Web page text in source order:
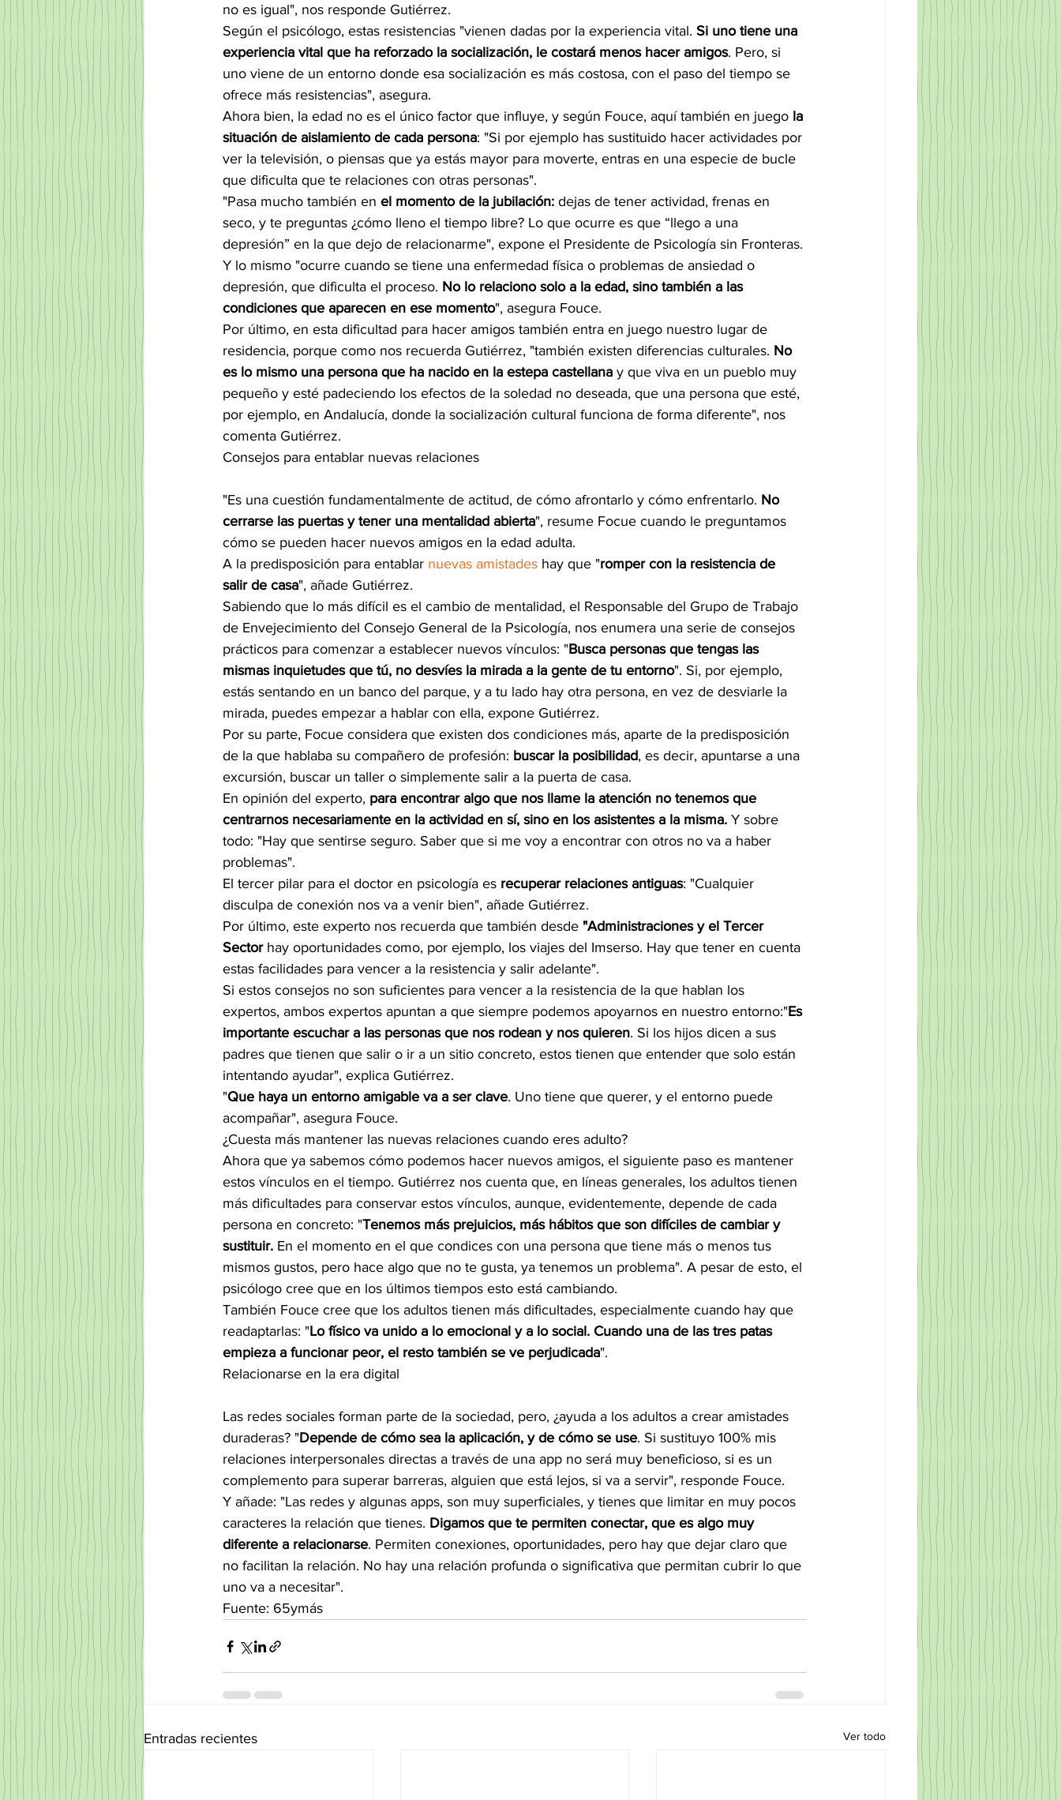
no es igual", nos responde Gutiérrez.
Según el psicólogo, estas resistencias "vienen dadas por la experiencia vital. Si uno tiene una
experiencia vital que ha reforzado la socialización, le costará menos hacer amigos. Pero, si
uno viene de un entorno donde esa socialización es más costosa, con el paso del tiempo se
ofrece más resistencias", asegura.
Ahora bien, la edad no es el único factor que influye, y según Fouce, aquí también en juego la
situación de aislamiento de cada persona: "Si por ejemplo has sustituido hacer actividades por
ver la televisión, o piensas que ya estás mayor para moverte, entras en una especie de bucle
que dificulta que te relaciones con otras personas".
"Pasa mucho también en el momento de la jubilación: dejas de tener actividad, frenas en
seco, y te preguntas ¿cómo lleno el tiempo libre? Lo que ocurre es que “llego a una
depresión” en la que dejo de relacionarme", expone el Presidente de Psicología sin Fronteras.
Y lo mismo "ocurre cuando se tiene una enfermedad física o problemas de ansiedad o
depresión, que dificulta el proceso. No lo relaciono solo a la edad, sino también a las
condiciones que aparecen en ese momento", asegura Fouce.
Por último, en esta dificultad para hacer amigos también entra en juego nuestro lugar de
residencia, porque como nos recuerda Gutiérrez, "también existen diferencias culturales. No
es lo mismo una persona que ha nacido en la estepa castellana y que viva en un pueblo muy
pequeño y esté padeciendo los efectos de la soledad no deseada, que una persona que esté,
por ejemplo, en Andalucía, donde la socialización cultural funciona de forma diferente", nos
comenta Gutiérrez.
Consejos para entablar nuevas relaciones
"Es una cuestión fundamentalmente de actitud, de cómo afrontarlo y cómo enfrentarlo. No
cerrarse las puertas y tener una mentalidad abierta", resume Focue cuando le preguntamos
cómo se pueden hacer nuevos amigos en la edad adulta.
A la predisposición para entablar nuevas amistades hay que "romper con la resistencia de
salir de casa", añade Gutiérrez.
Sabiendo que lo más difícil es el cambio de mentalidad, el Responsable del Grupo de Trabajo
de Envejecimiento del Consejo General de la Psicología, nos enumera una serie de consejos
prácticos para comenzar a establecer nuevos vínculos: "Busca personas que tengas las
mismas inquietudes que tú, no desvíes la mirada a la gente de tu entorno". Si, por ejemplo,
estás sentando en un banco del parque, y a tu lado hay otra persona, en vez de desviarle la
mirada, puedes empezar a hablar con ella, expone Gutiérrez.
Por su parte, Focue considera que existen dos condiciones más, aparte de la predisposición
de la que hablaba su compañero de profesión: buscar la posibilidad, es decir, apuntarse a una
excursión, buscar un taller o simplemente salir a la puerta de casa.
En opinión del experto, para encontrar algo que nos llame la atención no tenemos que
centrarnos necesariamente en la actividad en sí, sino en los asistentes a la misma. Y sobre
todo: "Hay que sentirse seguro. Saber que si me voy a encontrar con otros no va a haber
problemas".
El tercer pilar para el doctor en psicología es recuperar relaciones antiguas: "Cualquier
disculpa de conexión nos va a venir bien", añade Gutiérrez.
Por último, este experto nos recuerda que también desde "Administraciones y el Tercer
Sector hay oportunidades como, por ejemplo, los viajes del Imserso. Hay que tener en cuenta
estas facilidades para vencer a la resistencia y salir adelante".
Si estos consejos no son suficientes para vencer a la resistencia de la que hablan los
expertos, ambos expertos apuntan a que siempre podemos apoyarnos en nuestro entorno:"Es
importante escuchar a las personas que nos rodean y nos quieren. Si los hijos dicen a sus
padres que tienen que salir o ir a un sitio concreto, estos tienen que entender que solo están
intentando ayudar", explica Gutiérrez.
"Que haya un entorno amigable va a ser clave. Uno tiene que querer, y el entorno puede
acompañar", asegura Fouce.
¿Cuesta más mantener las nuevas relaciones cuando eres adulto?
Ahora que ya sabemos cómo podemos hacer nuevos amigos, el siguiente paso es mantener
estos vínculos en el tiempo. Gutiérrez nos cuenta que, en líneas generales, los adultos tienen
más dificultades para conservar estos vínculos, aunque, evidentemente, depende de cada
persona en concreto: "Tenemos más prejuicios, más hábitos que son difíciles de cambiar y
sustituir. En el momento en el que condices con una persona que tiene más o menos tus
mismos gustos, pero hace algo que no te gusta, ya tenemos un problema". A pesar de esto, el
psicólogo cree que en los últimos tiempos esto está cambiando.
También Fouce cree que los adultos tienen más dificultades, especialmente cuando hay que
readaptarlas: "Lo físico va unido a lo emocional y a lo social. Cuando una de las tres patas
empieza a funcionar peor, el resto también se ve perjudicada".
Relacionarse en la era digital
Las redes sociales forman parte de la sociedad, pero, ¿ayuda a los adultos a crear amistades
duraderas? "Depende de cómo sea la aplicación, y de cómo se use. Si sustituyo 100% mis
relaciones interpersonales directas a través de una app no será muy beneficioso, si es un
complemento para superar barreras, alguien que está lejos, si va a servir", responde Fouce.
Y añade: "Las redes y algunas apps, son muy superficiales, y tienes que limitar en muy pocos
caracteres la relación que tienes. Digamos que te permiten conectar, que es algo muy
diferente a relacionarse. Permiten conexiones, oportunidades, pero hay que dejar claro que
no facilitan la relación. No hay una relación profunda o significativa que permitan cubrir lo que
uno va a necesitar".
Fuente: 65ymás
Entradas recientes Ver todo